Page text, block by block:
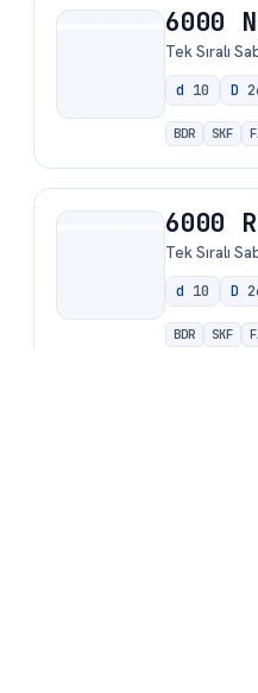
6000
Tek Sıralı
d 10 D
BDR SKF
6000
Tek Sıralı
d 10 D
BDR SKF